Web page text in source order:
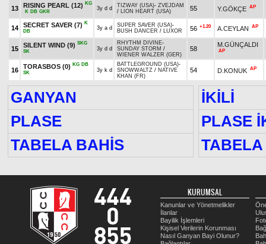
13 RISING PEARL (12) KG
K DB GKR
3y d d TIZWAY (USA)- ZVEJDAM
/ LION HEART (USA) 55 Y.GÖKÇE AP
14 SECRET SAVER (7) K
DB
3y a d SUPER SAVER (USA)-
BUSH DANCER / LUXOR 56 +1.20 A.CEYLAN AP
15
SILENT WIND (9) SKG
SK
3y d d
RHYTHM DIVINE-
SUNDAY STORM /
WIENER WALZER (GER)
58
M.GÜNÇALDI
AP
16
TORASBOS (0) KG DB
SK
3y k d
BATTLEGROUND (USA)-
SNOWWALTZ / NATIVE
KHAN (FR)
54 D.KONUK AP
GANYAN
İKİLİ
PLASE
PLASE
TABELA BAHİS
KURUMSAL
Kanunlar ve Yönetmelikler
İlanlar
Bayilik İşlemleri
Kişisel Verilerin Korunması
Nasıl Ganyan Bayi Olunur?